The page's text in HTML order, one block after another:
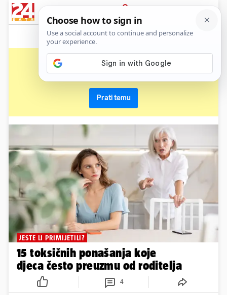
PRIJAVA
News
toksična ponašanja
Prati temu
JESTE LI PRIMIJETILI?
15 toksičnih ponašanja koje
djeca često preuzmu od roditelja
4